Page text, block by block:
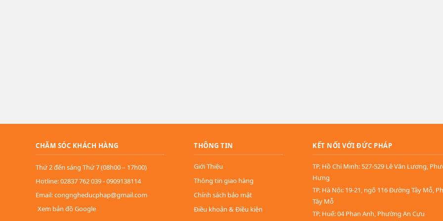
CHĂM SÓC KHÁCH HÀNG
Thứ 2 đến sáng Thứ 7 (08h00 – 17h00)
Hotline: 02837 762 039 - 0909138114
Email: congngheducphap@gmail.com
Xem bản đồ Google
THÔNG TIN
Giới Thiệu
Thông tin giao hàng
Chính sách bảo mật
Điều khoản & Điều kiện
KẾT NỐI VỚI ĐỨC PHÁP
TP. Hồ Chí Minh: 527-529 Lê Văn Lương,
Hưng
TP. Hà Nội: 19-21, ngõ 116 Đường Tây Mỗ,
Tây Mỗ
TP. Huế: 04 Phan Anh, Phường An Cựu